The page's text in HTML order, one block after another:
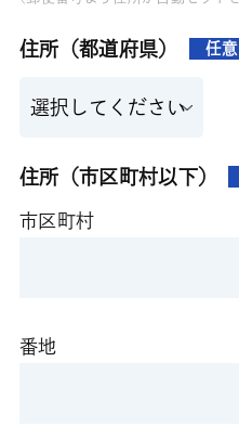
住所（都道府県） 任意
住所（市区町村以下）
市区町村
番地